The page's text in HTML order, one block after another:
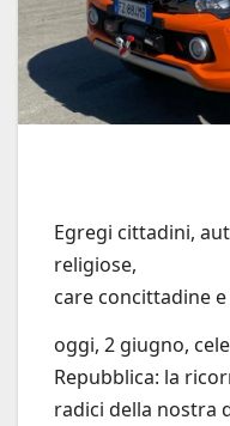
Egregi cittadini,
religiose,
care concittadine
oggi, 2 giugno,
Repubblica: la
radici della nostra